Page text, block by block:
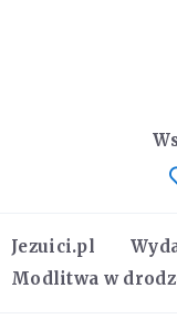
Jezuici.pl
Modlitwa w